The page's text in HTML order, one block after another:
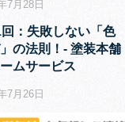
7月28日
：失敗しない「色
の法則！‐ 塗装本舗
ムサービス
7月26日